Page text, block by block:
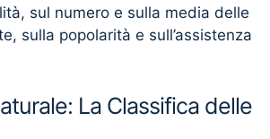
sul numero e sulla media delle
sulla popolarità e sull’assistenza
La Classifica delle